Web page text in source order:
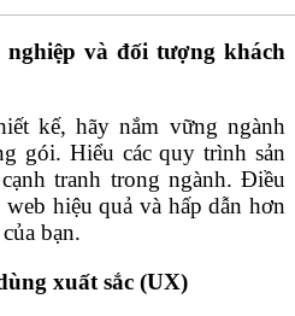
và đối tượng khách
kế, hãy nắm vững ngành
gói. Hiểu các quy trình sản
tranh trong ngành. Điều
hiệu quả và hấp dẫn hơn
bạn.
xuất sắc (UX)